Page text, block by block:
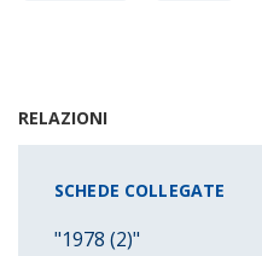
RELAZIONI
SCHEDE COLLEGATE
"1978 (2)"